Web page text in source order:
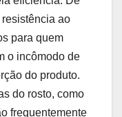
ao
para quem
o incômodo de
do produto.
do rosto, como
frequentemente